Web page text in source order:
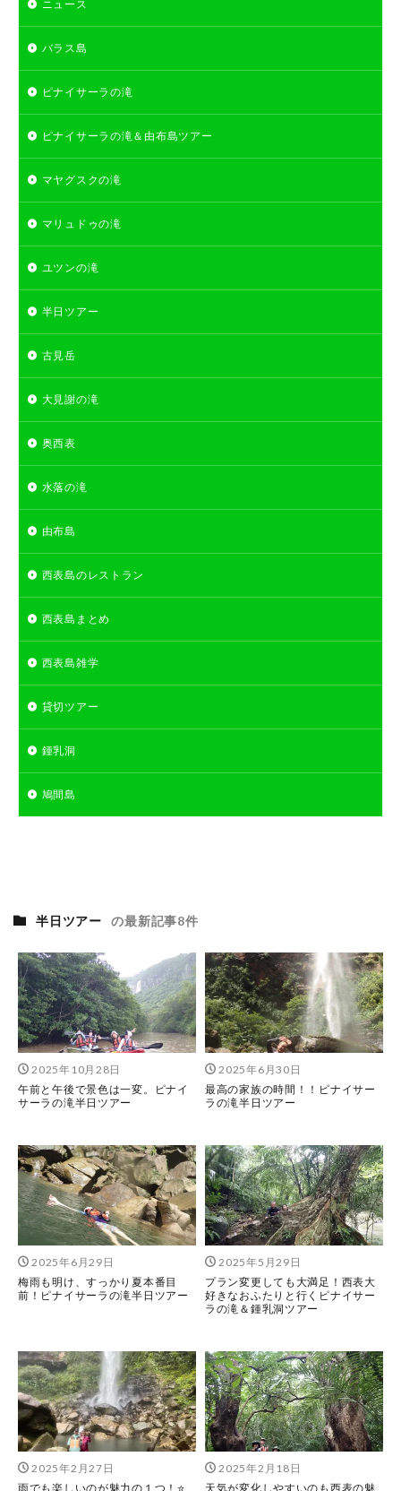
ニュース
バラス島
ピナイサーラの滝
ピナイサーラの滝＆由布島ツアー
マヤグスクの滝
マリュドゥの滝
ユツンの滝
半日ツアー
古見岳
大見謝の滝
奥西表
水落の滝
由布島
西表島のレストラン
西表島まとめ
西表島雑学
貸切ツアー
鍾乳洞
鳩間島
半日ツアー の最新記事8件
2025年10月28日
午前と午後で景色は一変。ピナイ
サーラの滝半日ツアー
2025年6月30日
最高の家族の時間！！ピナイサー
ラの滝半日ツアー
2025年6月29日
梅雨も明け、すっかり夏本番目
前！ピナイサーラの滝半日ツアー
2025年5月29日
プラン変更しても大満足！西表大
好きなおふたりと行くピナイサー
ラの滝＆鍾乳洞ツアー
2025年2月27日
雨でも楽しいのが魅力の１つ！⭐️
2025年2月18日
天気が変化しやすいのも西表の魅